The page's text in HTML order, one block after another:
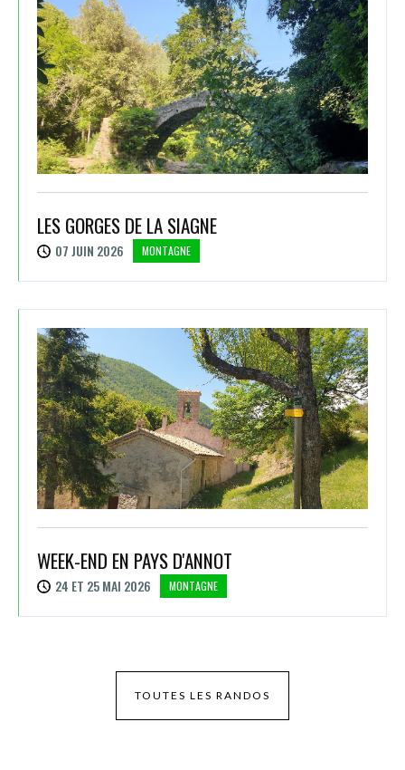
LES GORGES DE LA SIAGNE
07 JUIN 2026 MONTAGNE
WEEK-END EN PAYS D'ANNOT
24 ET 25 MAI 2026 MONTAGNE
TOUTES LES RANDOS